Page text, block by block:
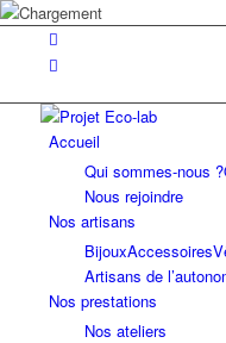
Accueil
Qui sommes-nous ?
Nous rejoindre
Nos artisans
BijouxAccessoires
Artisans de
Nos prestations
Nos ateliers